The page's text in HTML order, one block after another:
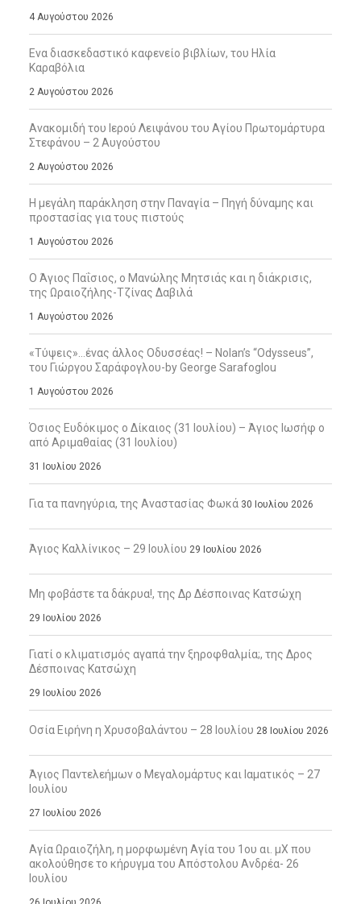
4 Αυγούστου 2026
Ενα διασκεδαστικό καφενείο βιβλίων, του Ηλία
Καραβόλια
2 Αυγούστου 2026
Ανακομιδή του Ιερού Λειψάνου του Αγίου Πρωτομάρτυρα
Στεφάνου – 2 Αυγούστου
2 Αυγούστου 2026
Η μεγάλη παράκληση στην Παναγία – Πηγή δύναμης και
προστασίας για τους πιστούς
1 Αυγούστου 2026
Ο Άγιος Παΐσιος, ο Μανώλης Μητσιάς και η διάκρισις,
της Ωραιοζήλης-Τζίνας Δαβιλά
1 Αυγούστου 2026
«Τύψεις»…ένας άλλος Οδυσσέας! – Nolan’s “Odysseus”,
του Γιώργου Σαράφογλου-by George Sarafoglou
1 Αυγούστου 2026
Όσιος Ευδόκιμος ο Δίκαιος (31 Ιουλίου) – Άγιος Ιωσήφ ο
από Αριμαθαίας (31 Ιουλίου)
31 Ιουλίου 2026
Για τα πανηγύρια, της Αναστασίας Φωκά 30 Ιουλίου 2026
Άγιος Καλλίνικος – 29 Ιουλίου 29 Ιουλίου 2026
Μη φοβάστε τα δάκρυα!, της Δρ Δέσποινας Κατσώχη
29 Ιουλίου 2026
Γιατί ο κλιματισμός αγαπά την ξηροφθαλμία;, της Δρος
Δέσποινας Κατσώχη
29 Ιουλίου 2026
Οσία Ειρήνη η Χρυσοβαλάντου – 28 Ιουλίου 28 Ιουλίου 2026
Άγιος Παντελεήμων ο Μεγαλομάρτυς και Ιαματικός – 27
Ιουλίου
27 Ιουλίου 2026
Αγία Ωραιοζήλη, η μορφωμένη Αγία του 1ου αι. μΧ που
ακολούθησε το κήρυγμα του Απόστολου Ανδρέα- 26
Ιουλίου